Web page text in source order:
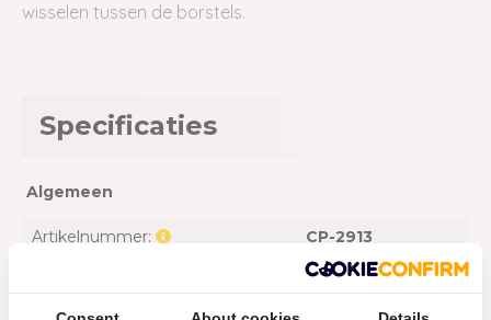
wisselen tussen de borstels.
Specificaties
Algemeen
Artikelnummer: CP-2913
zwembaden